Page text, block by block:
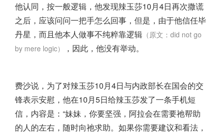
他认同，按一般逻辑，他发现辣玉莎10月4日再次撒谎
之后，应该问问一把手怎么回事，但是，由于他信任毕
丹星，而且他本人做事不纯粹靠逻辑 （原文：did not go
by mere logic）
，因此，他没有举动。
费沙说，为了对辣玉莎10月4日与内政部长在国会的交
锋表示安慰，他在10月5日给辣玉莎发了一条手机短
信，内容是：“妹妹，你要坚强，阿拉会在需要祂帮助
的人的左右，随时向祂求助。如果你需要建议和看法，